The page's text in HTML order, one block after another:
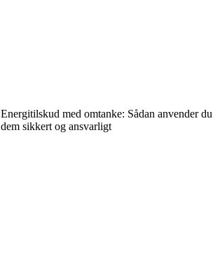
Energitilskud med omtanke: Sådan anvender du
dem sikkert og ansvarligt